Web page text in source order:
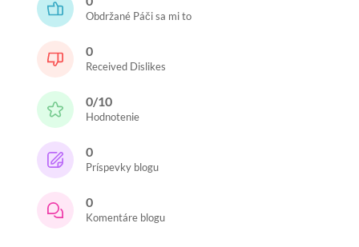
Obdržané Páči sa mi to
0
Received Dislikes
0/10
Hodnotenie
0
Príspevky blogu
0
Komentáre blogu